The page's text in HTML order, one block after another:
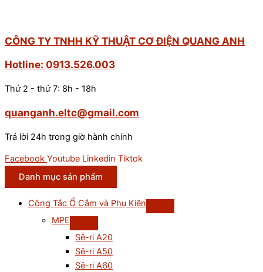
CÔNG TY TNHH KỸ THUẬT CƠ ĐIỆN QUANG ANH
Hotline: 0913.526.003
Thứ 2 - thứ 7: 8h - 18h
quanganh.eltc@gmail.com
Trả lời 24h trong giờ hành chính
Facebook Youtube Linkedin Tiktok
Danh mục sản phẩm
Công Tắc Ổ Cắm và Phụ Kiện
MPE
Sê-ri A20
Sê-ri A50
Sê-ri A60